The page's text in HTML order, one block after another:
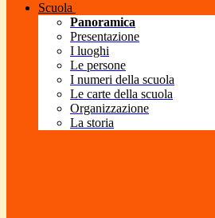
Scuola
Panoramica
Presentazione
I luoghi
Le persone
I numeri della scuola
Le carte della scuola
Organizzazione
La storia